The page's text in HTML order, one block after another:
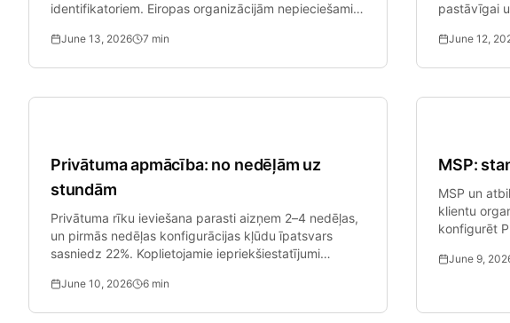
identifikatoriem. Eiropas organizācijām nepieciešami
June 13, 2026 7 min
pastāvīgai
June 12,
Privātuma apmācība: no nedēļām uz
stundām
Privātuma rīku ieviešana parasti aizņem 2–4 nedēļas,
un pirmās nedēļas konfigurācijas kļūdu īpatsvars
sasniedz 22%. Koplietojamie iepriekšiestatījumi
June 10, 2026 6 min
MSP:
MSP un
klientu
konfigurēt
June 9,